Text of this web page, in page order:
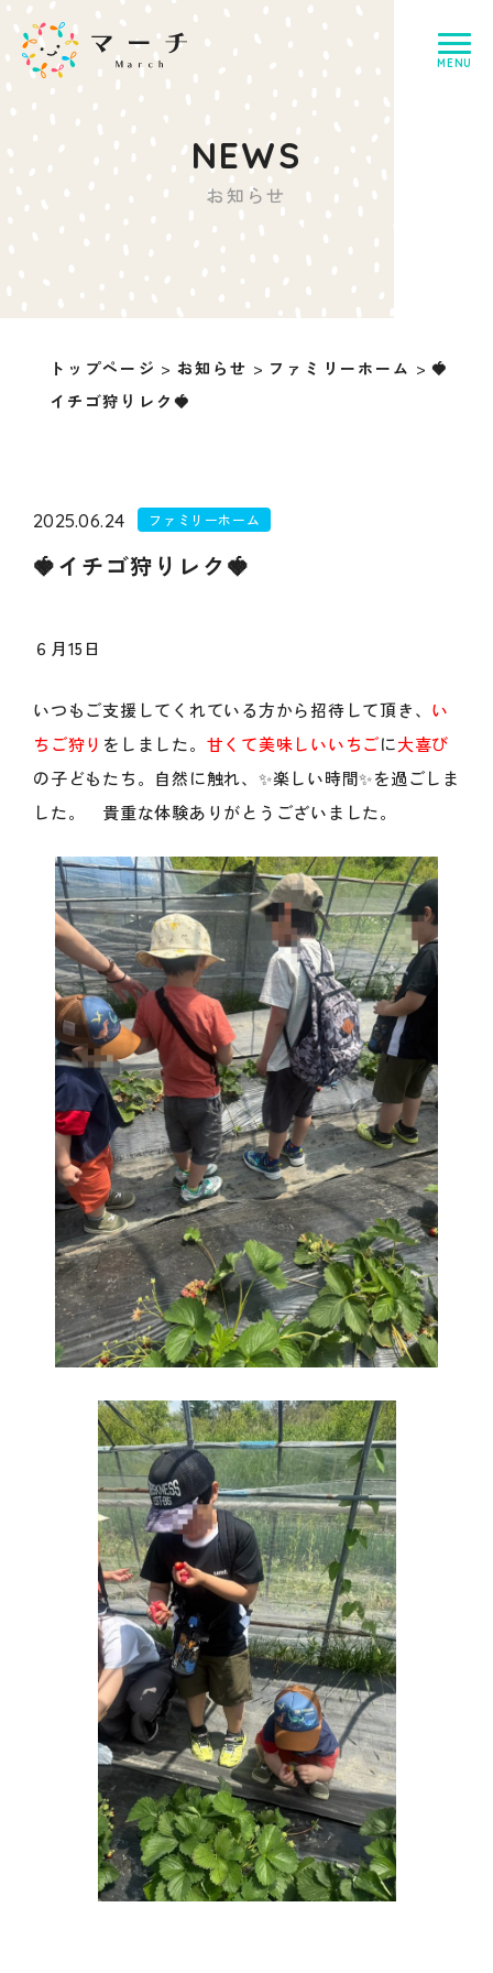
お知らせ
トップページ > お知らせ > ファミリーホーム >🍓
イチゴ狩りレク🍓
2025.06.24 ファミリーホーム
🍓イチゴ狩りレク🍓
６月15 日
いつもご支援してくれている方から招待して頂き、 い
ちご狩り をしました。 甘くて美味しいいちごに大喜び
の子どもたち。自然に触れ、✨楽しい時間✨を過ごしま
した。 貴重な体験ありがとうございました。